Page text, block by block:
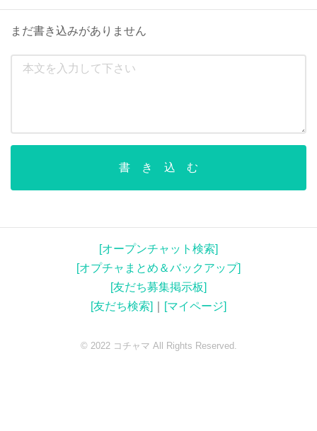
まだ書き込みがありません
書 き 込 む
[オープンチャット検索]
[オプチャまとめ＆バックアップ]
[友だち募集掲示板]
[友だち検索]
[マイページ]
© 2022 コチャマ All Rights Reserved.